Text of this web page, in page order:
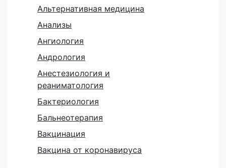
Альтернативная медицина
Анализы
Ангиология
Андрология
Анестезиология и
реаниматология
Бактериология
Бальнеотерапия
Вакцинация
Вакцина от коронавируса